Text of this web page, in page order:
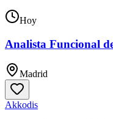
Hoy
Analista Funcional
Madrid
Akkodis